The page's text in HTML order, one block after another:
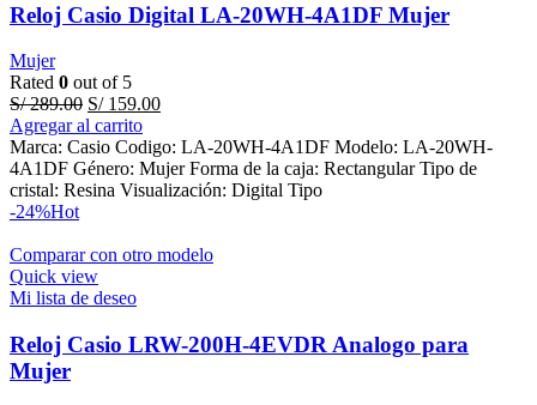
Reloj Casio Digital LA-20WH-4A1DF Mujer
Mujer
Rated 0 out of 5
S/289.00 Original
price
was:
S/ 289.00.
S/159.00Current
is:
S/ 159.00.
Agregar al carrito
Marca: Casio Codigo: LA-20WH-4A1DF Modelo: LA-20WH-
4A1DF Género: Mujer Forma de la caja: Rectangular Tipo de
cristal: Resina Visualización: Digital Tipo
-24%Hot
Comparar con otro modelo
Quick view
Mi lista de deseo
Reloj Casio LRW-200H-4EVDR Analogo para
Mujer